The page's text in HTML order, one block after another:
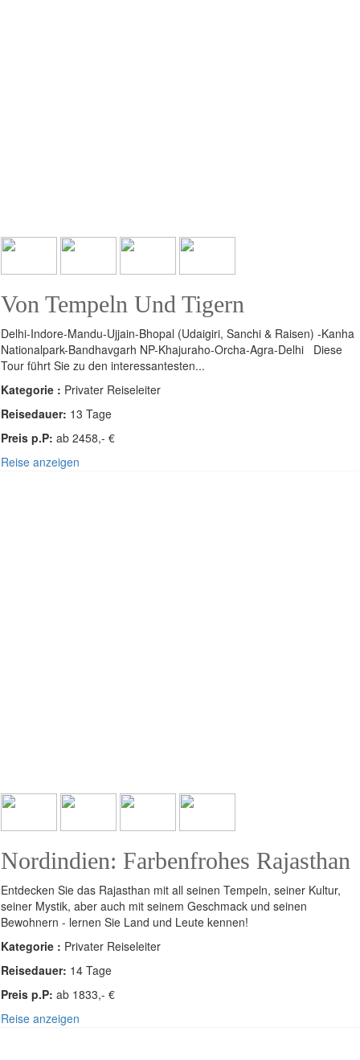
Von Tempeln Und Tigern
Delhi-Indore-Mandu-Ujjain-Bhopal (Udaigiri, Sanchi & Raisen) -Kanha
Nationalpark-Bandhavgarh NP-Khajuraho-Orcha-Agra-Delhi Diese
Tour führt Sie zu den interessantesten...
Kategorie : Privater Reiseleiter
Reisedauer: 13 Tage
Preis p.P: ab 2458,- €
Reise anzeigen
Nordindien: Farbenfrohes Rajasthan
Entdecken Sie das Rajasthan mit all seinen Tempeln, seiner Kultur,
seiner Mystik, aber auch mit seinem Geschmack und seinen
Bewohnern - lernen Sie Land und Leute kennen!
Kategorie : Privater Reiseleiter
Reisedauer: 14 Tage
Preis p.P: ab 1833,- €
Reise anzeigen